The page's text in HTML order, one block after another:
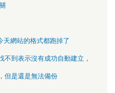
天網站的格式都跑掉了
到表示沒有成功自動建立，
但是還是無法備份